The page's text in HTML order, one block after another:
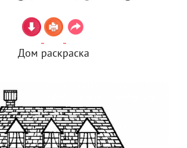
Дом раскраска